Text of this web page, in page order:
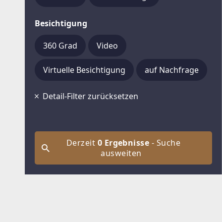
Besichtigung
360 Grad Video
Virtuelle Besichtigung auf Nachfrage
Detail-Filter zurücksetzen
Derzeit 0 Ergebnisse - Suche
ausweiten